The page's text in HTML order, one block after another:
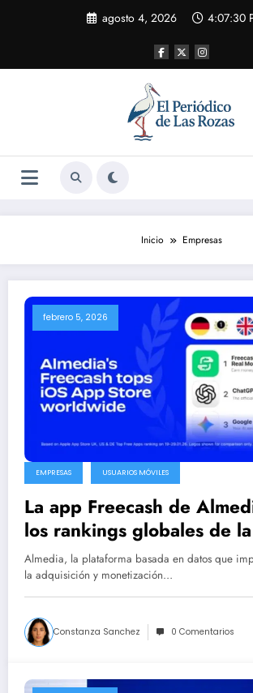
agosto 4, 2026 4:07:31
Inicio Empresas
febrero 5, 2026
EMPRESAS USUARIOS MÓVILES
La app Freecash de
los rankings globales de
Store en español
Almedia, la plataforma basada en datos que
la adquisición y monetización…
Constanza Sanchez 0 Comentarios